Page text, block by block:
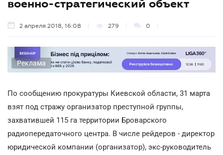
военно-стратегический объект
2 апреля 2018, 16:08 279 0
Реклама
По сообщению прокуратуры Киевской области, 31 марта
взят под стражу организатор преступной группы,
захватившей 115 га территории Броварского
радиопередаточного центра. В числе рейдеров - директор
юридической компании (организатор), экс-руководитель